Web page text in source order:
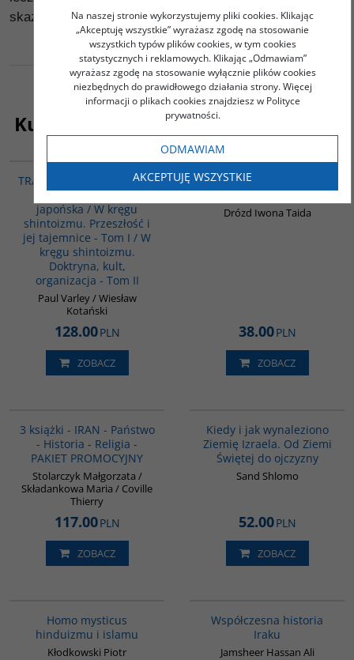
skazani na konfrontację z muzułmanami.
Kupujący ten produkt kupili także:
TRADYCJE I DZIEJE JAPONII
- 3 książki - Kultura
japońska / W kręgu
shintoizmu. Przeszłość i
jej tajemnice - Tom I / W
kręgu shintoizmu.
Doktryna, kult,
organizacja - Tom II
Paul Varley / Wiesław
Kotański
128.00PLN
ZOBACZ
Życie codzienne w Abu
Dhabi
Drózd Iwona Taida
38.00PLN
ZOBACZ
3 książki - IRAN - Państwo
- Historia - Religia -
PAKIET PROMOCYJNY
Stolarczyk Małgorzata /
Składankowa Maria / Coville
Thierry
117.00PLN
ZOBACZ
Kiedy i jak wynaleziono
Ziemię Izraela. Od Ziemi
Świętej do ojczyzny
Sand Shlomo
52.00PLN
ZOBACZ
Homo mysticus
hinduizmu i islamu
Kłodkowski Piotr
Współczesna historia
Iraku
Jamsheer Hassan Ali
Na naszej stronie wykorzystujemy pliki cookies. Klikając
„Akceptuję wszystkie” wyrażasz zgodę na stosowanie
wszystkich typów plików cookies, w tym cookies
statystycznych i reklamowych. Klikając „Odmawiam”
wyrażasz zgodę na stosowanie wyłącznie plików cookies
niezbędnych do prawidłowego działania strony. Więcej
informacji o plikach cookies znajdziesz w Polityce
prywatności.
ODMAWIAM
AKCEPTUJĘ WSZYSTKIE